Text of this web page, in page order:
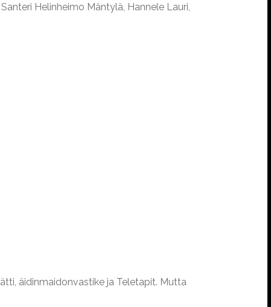
Helinheimo Mäntylä, Hannele Lauri,
äidinmaidonvastike ja Teletapit. Mutta